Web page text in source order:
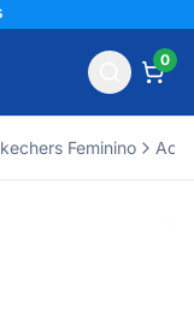
0
Feminino